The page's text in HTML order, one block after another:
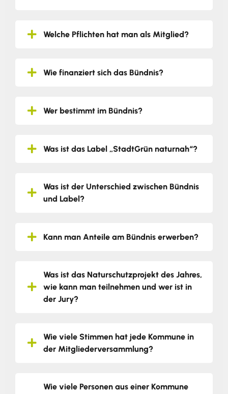
Welche Pflichten hat man als Mitglied?
Wie finanziert sich das Bündnis?
Wer bestimmt im Bündnis?
Was ist das Label „StadtGrün naturnah“?
Was ist der Unterschied zwischen Bündnis
und Label?
Kann man Anteile am Bündnis erwerben?
Was ist das Naturschutzprojekt des Jahres,
wie kann man teilnehmen und wer ist in
der Jury?
Wie viele Stimmen hat jede Kommune in
der Mitgliederversammlung?
Wie viele Personen aus einer Kommune